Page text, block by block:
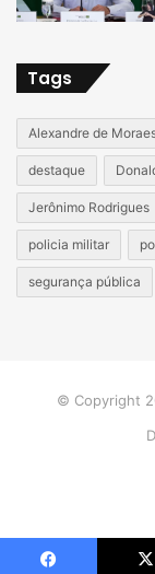
Tags
Alexandre de
destaque
Jerônimo Rodrigues
policia militar
segurança pública
© Copyright